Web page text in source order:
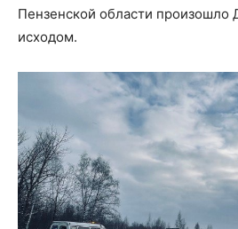
Пензенской области произошло
исходом.